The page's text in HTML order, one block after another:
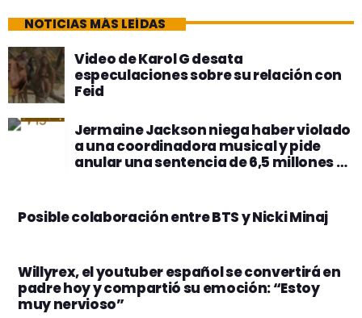
NOTICIAS MÁS LEÍDAS
Video de Karol G desata
especulaciones sobre su relación con
Feid
Jermaine Jackson niega haber violado
a una coordinadora musical y pide
anular una sentencia de 6,5 millones de
Posible colaboración entre BTS y Nicki Minaj
Willyrex, el youtuber español se convertirá en
padre hoy y compartió su emoción: “Estoy
muy nervioso”